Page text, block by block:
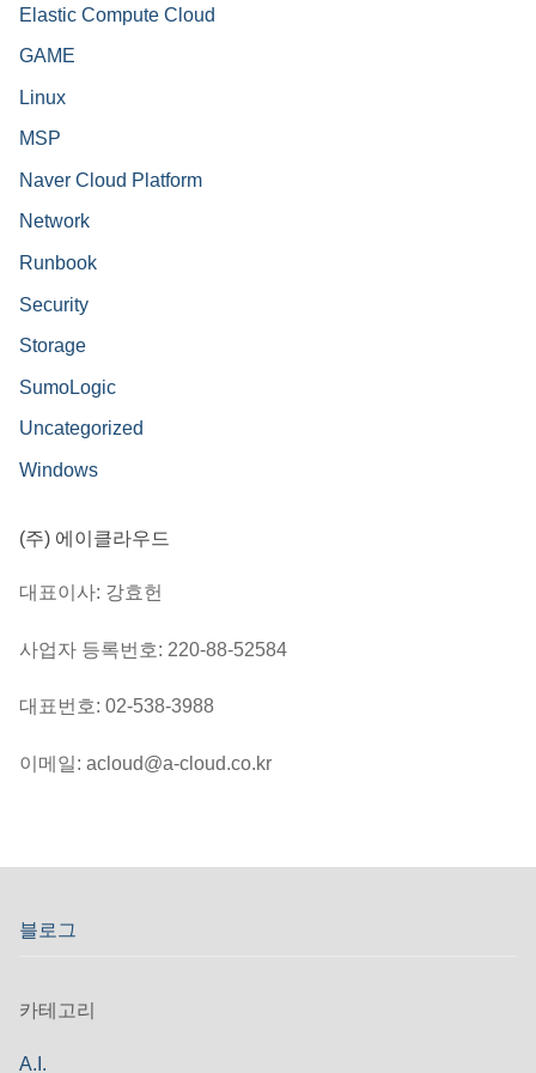
Elastic Compute Cloud
GAME
Linux
MSP
Naver Cloud Platform
Network
Runbook
Security
Storage
SumoLogic
Uncategorized
Windows
(주) 에이클라우드
대표이사: 강효헌
사업자 등록번호: 220-88-52584
대표번호: 02-538-3988
이메일: acloud@a-cloud.co.kr
블로그
카테고리
A.I.